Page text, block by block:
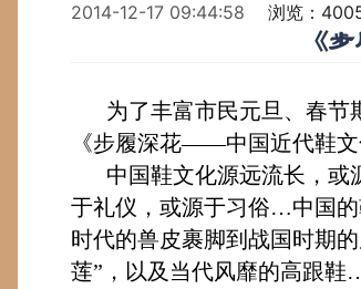
2014-12-17 09:44:58 浏览：
《
为了丰富市民元旦、春节
《步履深花——中国近代鞋文
中国鞋文化源远流长，或
于礼仪，或源于习俗…中国
时代的兽皮裹脚到战国时期
莲”，以及当代风靡的高跟